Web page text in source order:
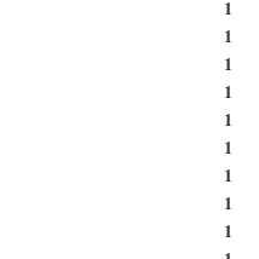
1
1
1
1
1
1
1
1
1